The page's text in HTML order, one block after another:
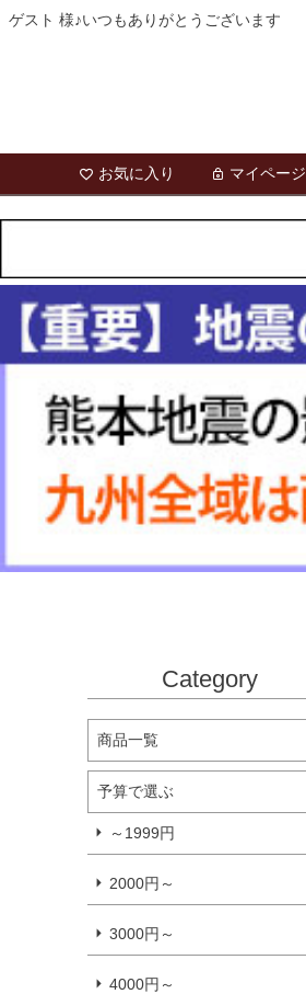
ゲスト 様♪いつもありがとうございます
お気に入り マイページ
Category
商品一覧
予算で選ぶ
～1999円
2000円～
3000円～
4000円～